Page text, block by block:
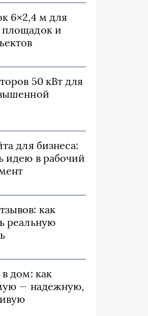
6×2,4 м для
площадок и
50 кВт для
для бизнеса:
идею в рабочий
как
реальную
дом: как
— надежную,